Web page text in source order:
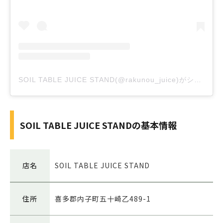
SOIL TABLE JUICE STAND(@rakunou_juice)がシェアした投稿
SOIL TABLE JUICE STANDの基本情報
店名 SOIL TABLE JUICE STAND
住所 喜多郡内子町五十崎乙489-1